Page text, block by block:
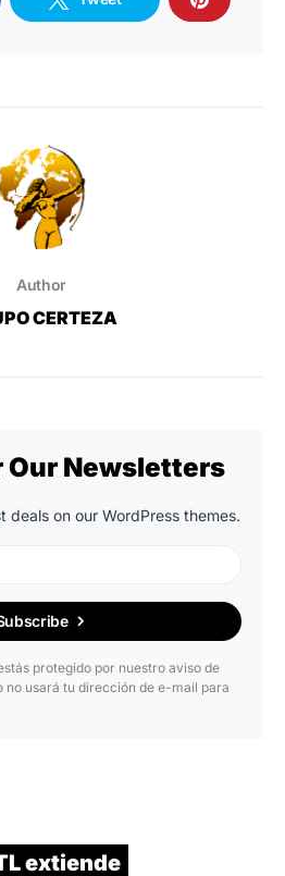
Author
CERTEZA
Our Newsletters
deals on our WordPress themes.
protegido por nuestro aviso de
no usará tu dirección de e-mail para
extiende